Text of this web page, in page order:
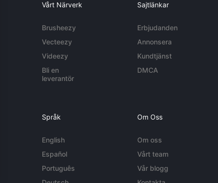
Vårt Närverk
Brusheezy
Vecteezy
Videezy
Bli en
leverantör
Sajtlänkar
Erbjudanden
Annonsera
Kundtjänst
DMCA
Språk
English
Español
Português
Om Oss
Om oss
Vårt team
Vår blogg